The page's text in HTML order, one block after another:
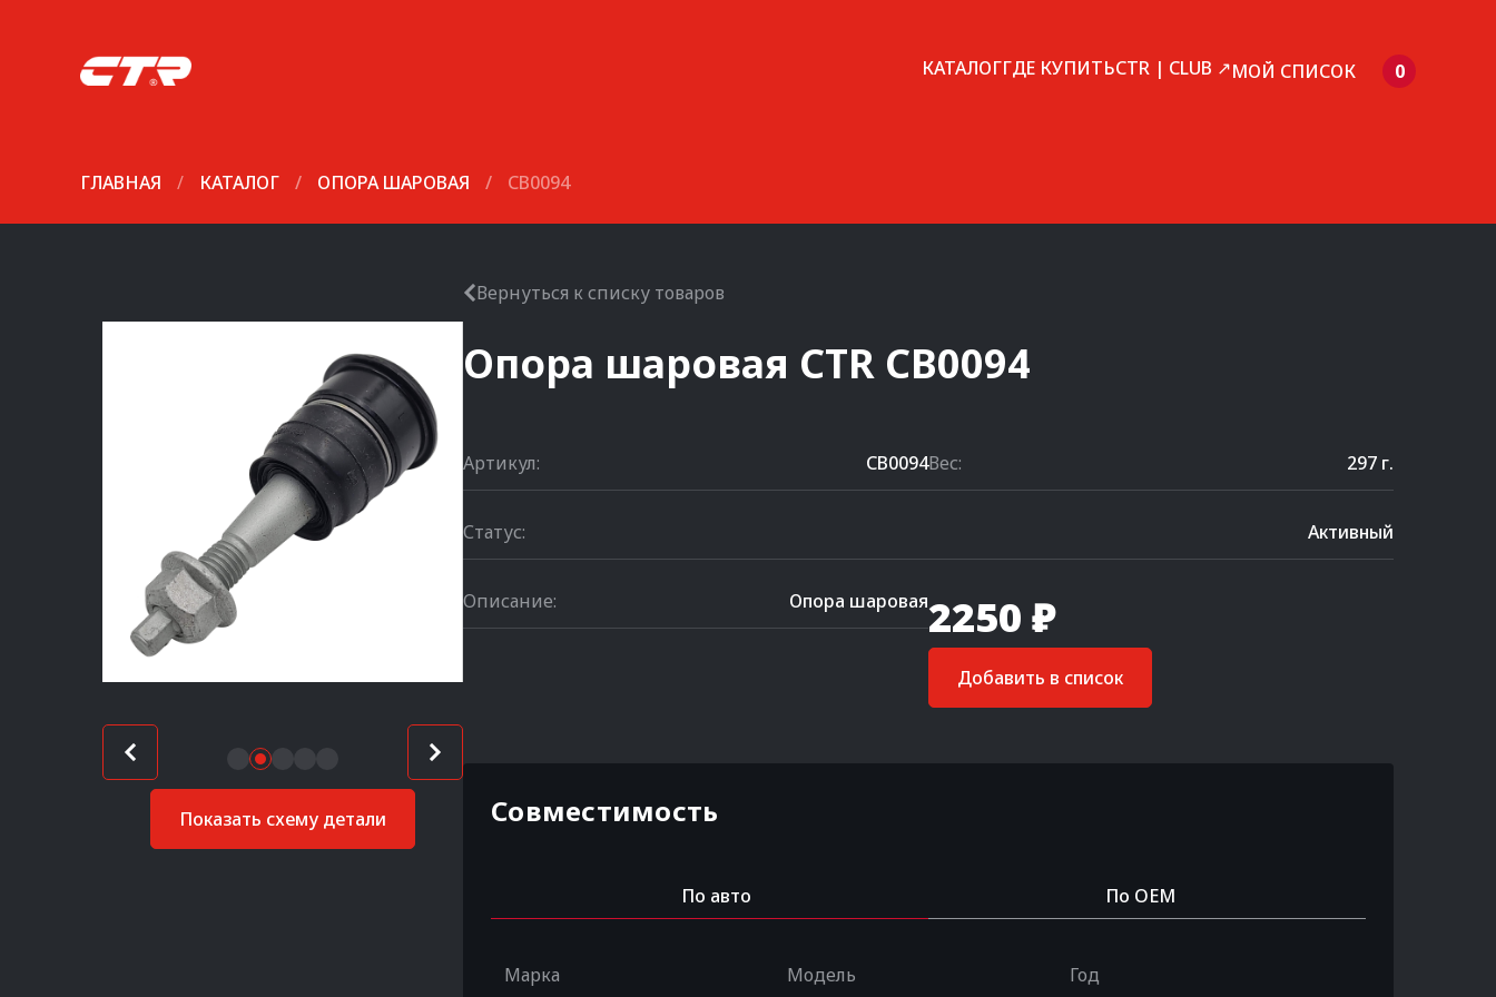
КАТАЛОГГДЕ КУПИТЬCTR | CLUB ↗МОЙ СПИСОК 0
ГЛАВНАЯ / КАТАЛОГ / ОПОРА ШАРОВАЯ / CB0094
Показать схему детали
Вернуться к списку товаров
Опора шаровая CTR CB0094
Артикул: CB0094Вес: 297 г.
Статус: Активный
Описание: Опора шаровая2250 ₽
Добавить в список
Совместимость
По авто По OEM
Марка Модель Год